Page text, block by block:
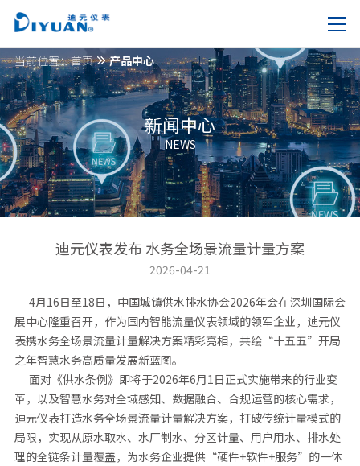
新闻中心
NEWS
当前位置：首页 产品中心
迪元仪表发布 水务全场景流量计量方案
2026-04-21
4月16日至18日，中国城镇供水排水协会2026年会在深圳国际会
展中心隆重召开，作为国内智能流量仪表领域的领军企业，迪元仪
表携水务全场景流量计量解决方案精彩亮相，共绘“十五五”开局
之年智慧水务高质量发展新蓝图。
面对《供水条例》即将于2026年6月1日正式实施带来的行业变
革，以及智慧水务对全域感知、数据融合、合规运营的核心需求，
迪元仪表打造水务全场景流量计量解决方案，打破传统计量模式的
局限，实现从原水取水、水厂制水、分区计量、用户用水、排水处
理的全链条计量覆盖，为水务企业提供“硬件+软件+服务”的一体